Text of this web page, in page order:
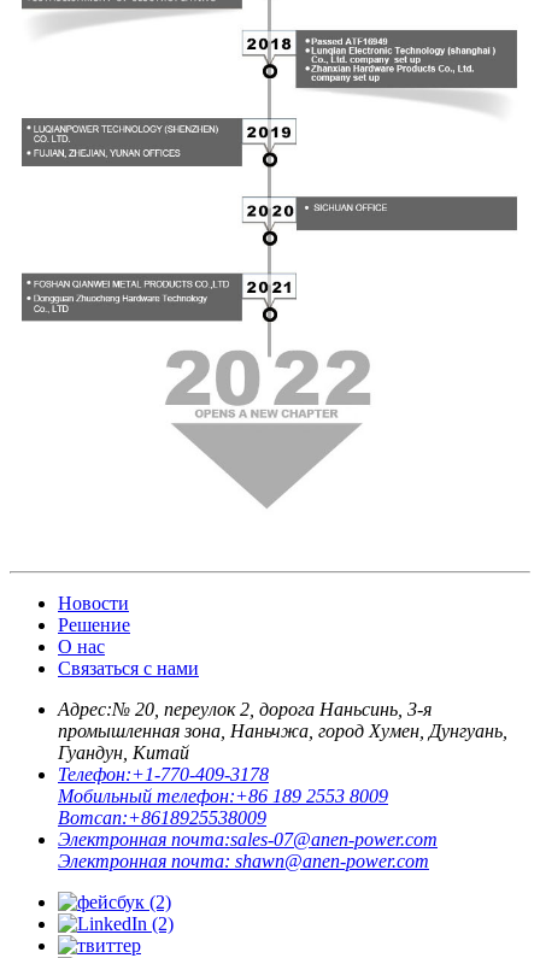
Новости
Решение
О нас
Связаться с нами
Адрес:№ 20, переулок 2, дорога Наньсинь, 3-я
промышленная зона, Наньчжа, город Хумен, Дунгуань,
Гуандун, Китай
Телефон:+1-770-409-3178
Мобильный телефон:+86 189 2553 8009
Вотсап:+8618925538009
Электронная почта:sales-07@anen-power.com
Электронная почта: shawn@anen-power.com